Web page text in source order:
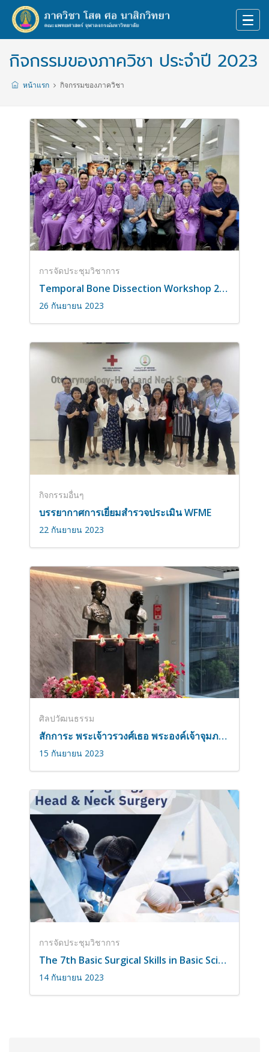
กิจกรรมของภาควิชา ประจำปี 2023
หน้าแรก กิจกรรมของภาควิชา
การจัดประชุมวิชาการ
Temporal Bone Dissection Workshop 2023
26 กันยายน 2023
กิจกรรมอื่นๆ
บรรยากาศการเยี่ยมสำรวจประเมิน WFME
22 กันยายน 2023
ศิลปวัฒนธรรม
สักการะ พระเจ้าวรวงศ์เธอ พระองค์เจ้าจุมภฏพงษ์บริพัตร เนื่องในวันคล้ายวันสิ้นพระชนม์
15 กันยายน 2023
การจัดประชุมวิชาการ
The 7th Basic Surgical Skills in Basic Science in Otolaryngology – Head & Neck Surgery Course 2023
14 กันยายน 2023